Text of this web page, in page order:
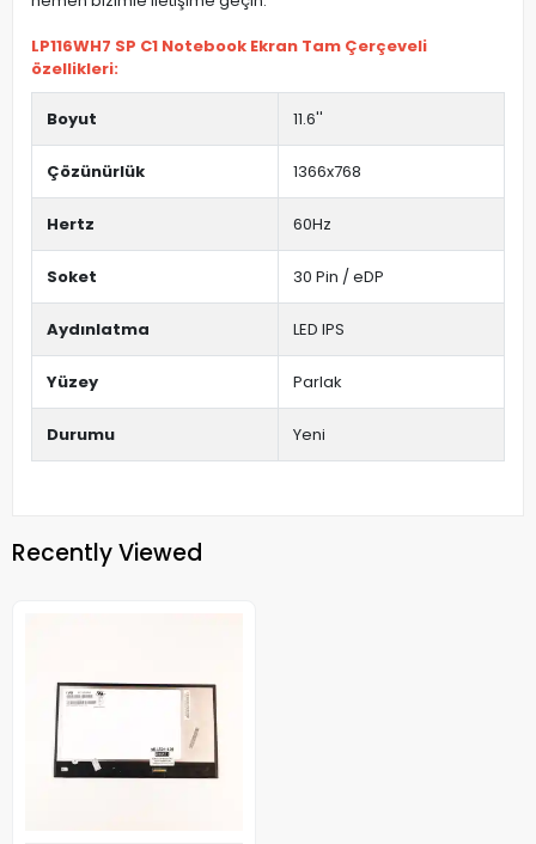
LP116WH7 SP C1 Notebook Ekran Tam Çerçeveli
özellikleri:
Boyut 11.6''
Çözünürlük 1366x768
Hertz 60Hz
Soket 30 Pin / eDP
Aydınlatma LED IPS
Yüzey Parlak
Durumu Yeni
Recently Viewed